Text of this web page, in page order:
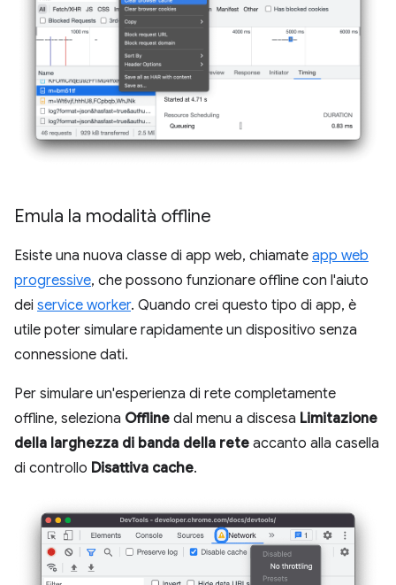
Emula la modalità offline
Esiste una nuova classe di app web, chiamate app web
progressive, che possono funzionare offline con l'aiuto
dei service worker. Quando crei questo tipo di app, è
utile poter simulare rapidamente un dispositivo senza
connessione dati.
Per simulare un'esperienza di rete completamente
offline, seleziona Offline dal menu a discesa Limitazione
della larghezza di banda della rete accanto alla casella
di controllo Disattiva cache.